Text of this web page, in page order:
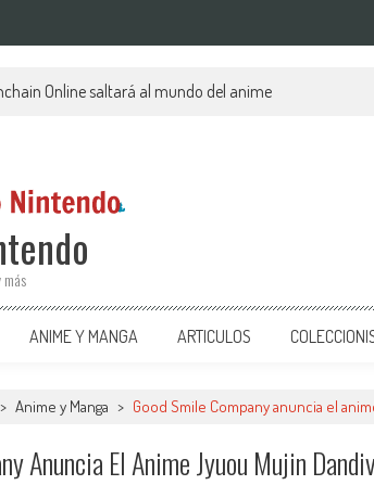
Online saltará al mundo del anime
ANIME Y MANGA ARTICULOS
> Anime y Manga > Good Smile Company anuncia el
Anuncia El Anime Jyuou Mujin